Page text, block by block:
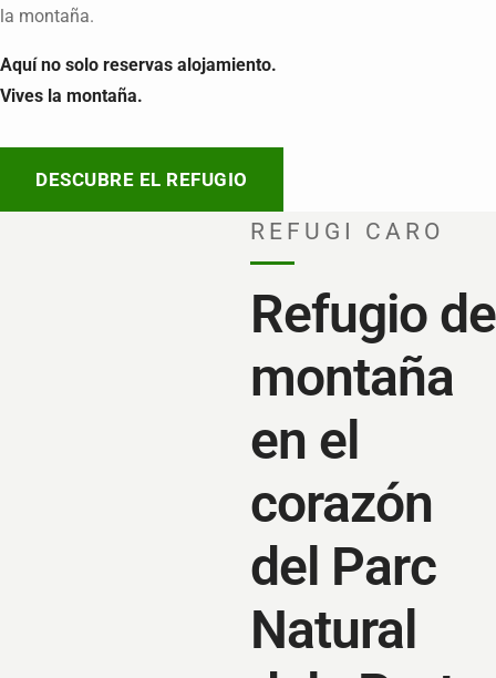
la montaña.
Aquí no solo reservas alojamiento.
Vives la montaña.
DESCUBRE EL REFUGIO
REFUGI CARO
Refugio de
montaña
en el
corazón
del Parc
Natural